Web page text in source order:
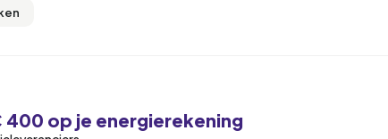
op je energierekening